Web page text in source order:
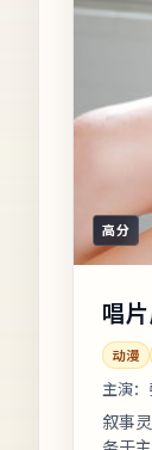
高分
唱
动漫
主演：
叙事